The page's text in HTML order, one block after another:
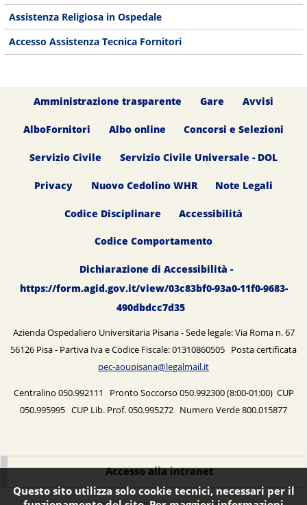
Assistenza Religiosa in Ospedale
Accesso Assistenza Tecnica Fornitori
Amministrazione trasparente Gare Avvisi
AlboFornitori Albo online Concorsi e Selezioni
Servizio Civile Servizio Civile Universale - DOL
Privacy Nuovo Cedolino WHR Note Legali
Codice Disciplinare Accessibilità
Codice Comportamento
Dichiarazione di Accessibilità -
https://form.agid.gov.it/view/03c83bf0-93a0-11f0-9683-
490dbdcc7d35
Azienda Ospedaliero Universitaria Pisana - Sede legale: Via Roma n. 67
56126 Pisa - Partiva Iva e Codice Fiscale: 01310860505 Posta certificata
pec-aoupisana@legalmail.it
Centralino 050.992111 Pronto Soccorso 050.992300 (8:00-01:00) CUP
050.995995 CUP Lib. Prof. 050.995272 Numero Verde 800.015877
Accesso alla intranet
Questo sito utilizza solo cookie tecnici, necessari per il